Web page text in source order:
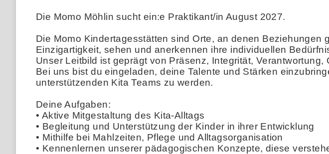
Die Momo Möhlin sucht ein:e Praktikant/in August 2027.
Die Momo Kindertagesstätten sind Orte, an denen
Einzigartigkeit, sehen und anerkennen ihre individuellen
Unser Leitbild ist geprägt von Präsenz, Integrität,
Bei uns bist du eingeladen, deine Talente und Stärken
unterstützenden Kita Teams zu werden.
Deine Aufgaben:
• Aktive Mitgestaltung des Kita-Alltags
• Begleitung und Unterstützung der Kinder in ihrer Entwicklung
• Mithilfe bei Mahlzeiten, Pflege und Alltagsorganisation
• Kennenlernen unserer pädagogischen Konzepte, diese